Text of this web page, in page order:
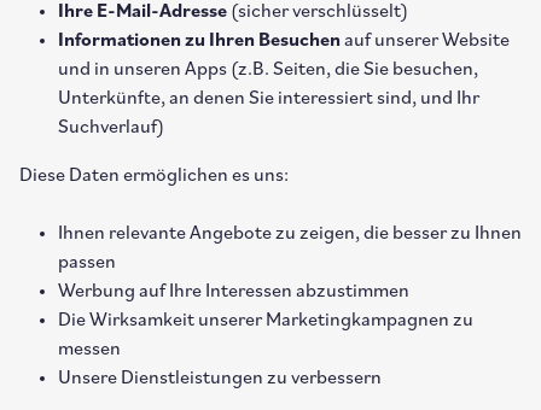
Ihre E-Mail-Adresse (sicher verschlüsselt)
Informationen zu Ihren Besuchen auf unserer Website
und in unseren Apps (z.B. Seiten, die Sie besuchen,
Unterkünfte, an denen Sie interessiert sind, und Ihr
Suchverlauf)
Diese Daten ermöglichen es uns:
Ihnen relevante Angebote zu zeigen, die besser zu Ihnen
passen
Werbung auf Ihre Interessen abzustimmen
Die Wirksamkeit unserer Marketingkampagnen zu
messen
Unsere Dienstleistungen zu verbessern